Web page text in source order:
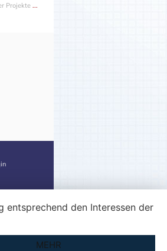
Projekte ...
entsprechend den Interessen der
MEHR